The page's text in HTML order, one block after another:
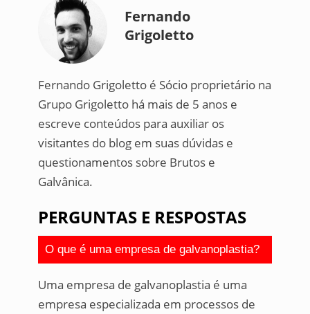
Fernando
Grigoletto
Fernando Grigoletto é Sócio proprietário na
Grupo Grigoletto há mais de 5 anos e
escreve conteúdos para auxiliar os
visitantes do blog em suas dúvidas e
questionamentos sobre Brutos e
Galvânica.
PERGUNTAS E RESPOSTAS
O que é uma empresa de galvanoplastia?
Uma empresa de galvanoplastia é uma
empresa especializada em processos de